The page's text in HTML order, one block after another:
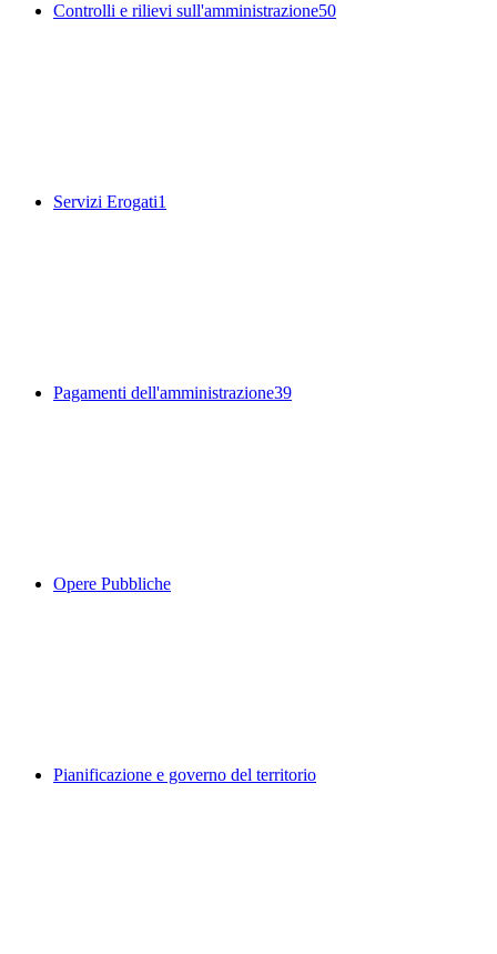
Controlli e rilievi sull'amministrazione50
Servizi Erogati1
Pagamenti dell'amministrazione39
Opere Pubbliche
Pianificazione e governo del territorio